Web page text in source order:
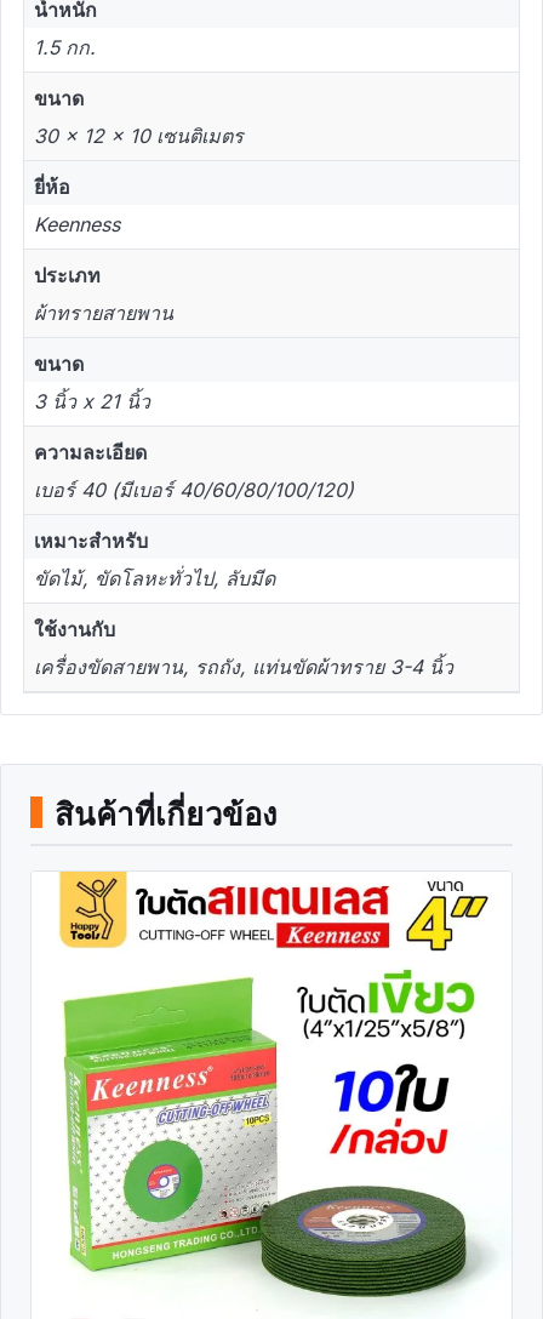
น้ำหนัก
1.5 กก.
ขนาด
30 × 12 × 10 เซนติเมตร
ยี่ห้อ
Keenness
ประเภท
ผ้าทรายสายพาน
ขนาด
3 นิ้ว x 21 นิ้ว
ความละเอียด
เบอร์ 40 (มีเบอร์ 40/60/80/100/120)
เหมาะสำหรับ
ขัดไม้, ขัดโลหะทั่วไป, ลับมีด
ใช้งานกับ
เครื่องขัดสายพาน, รถถัง, แท่นขัดผ้าทราย 3-4 นิ้ว
สินค้าที่เกี่ยวข้อง